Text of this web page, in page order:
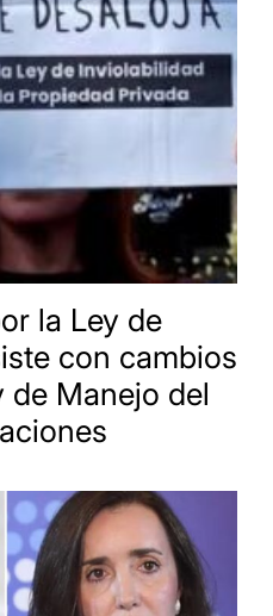
la Ley de
con cambios
de Manejo del